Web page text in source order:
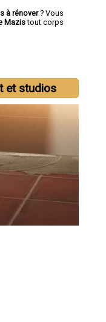
à rénover? Vous
Mazistout corps
et studios